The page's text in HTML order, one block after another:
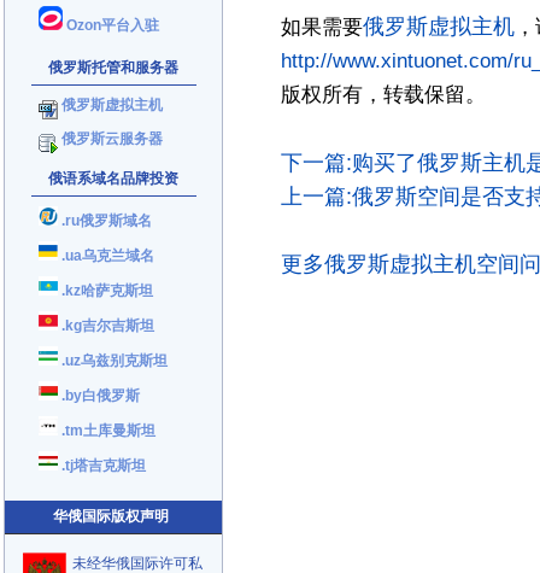
Ozon平台入驻
俄罗斯托管和服务器
俄罗斯虚拟主机
俄罗斯云服务器
俄语系域名品牌投资
.ru俄罗斯域名
.ua乌克兰域名
.kz哈萨克斯坦
.kg吉尔吉斯坦
.uz乌兹别克斯坦
.by白俄罗斯
.tm土库曼斯坦
.tj塔吉克斯坦
华俄国际版权声明
未经华俄国际许可私
如果需要俄罗斯虚拟主机
http://www.xintuonet.com/
版权所有，转载保留。
下一篇:购买了俄罗斯主机
上一篇:俄罗斯空间是否支
更多俄罗斯虚拟主机空间